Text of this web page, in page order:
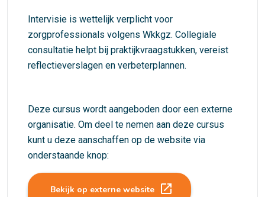
Intervisie is wettelijk verplicht voor
zorgprofessionals volgens Wkkgz. Collegiale
consultatie helpt bij praktijkvraagstukken, vereist
reflectieverslagen en verbeterplannen.
Deze cursus wordt aangeboden door een externe
organisatie. Om deel te nemen aan deze cursus
kunt u deze aanschaffen op de website via
onderstaande knop:
Bekijk op externe website launch